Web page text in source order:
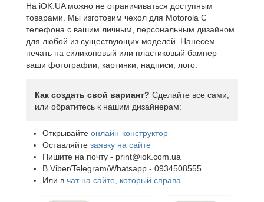
На iOK.UA можно не ограничиваться доступным
товарами. Мы изготовим чехол для Motorola C
телефона с вашим личным, персональным дизайном
для любой из существующих моделей. Нанесем
печать на силиконовый или пластиковый бампер
ваши фотографии, картинки, надписи, лого.
Как создать свой вариант? Сделайте все сами,
или обратитесь к нашим дизайнерам:
Открывайте онлайн-конструктор
Оставляйте заявку на сайте
Пишите на почту - print@iok.com.ua
В Viber/Telegram/Whatsapp - 0934508555
Или в чат на сайте, который справа.